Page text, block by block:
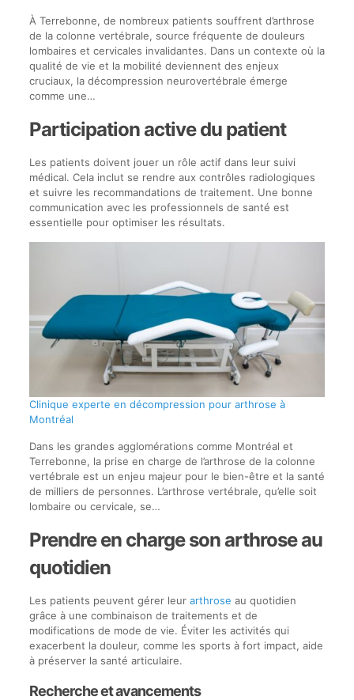
À Terrebonne, de nombreux patients souffrent d’arthrose
de la colonne vertébrale, source fréquente de douleurs
lombaires et cervicales invalidantes. Dans un contexte où la
qualité de vie et la mobilité deviennent des enjeux
cruciaux, la décompression neurovertébrale émerge
comme une…
Participation active du patient
Les patients doivent jouer un rôle actif dans leur suivi
médical. Cela inclut se rendre aux contrôles radiologiques
et suivre les recommandations de traitement. Une bonne
communication avec les professionnels de santé est
essentielle pour optimiser les résultats.
Clinique experte en décompression pour arthrose à
Montréal
Dans les grandes agglomérations comme Montréal et
Terrebonne, la prise en charge de l’arthrose de la colonne
vertébrale est un enjeu majeur pour le bien-être et la santé
de milliers de personnes. L’arthrose vertébrale, qu’elle soit
lombaire ou cervicale, se…
Prendre en charge son arthrose au
quotidien
Les patients peuvent gérer leur arthrose au quotidien
grâce à une combinaison de traitements et de
modifications de mode de vie. Éviter les activités qui
exacerbent la douleur, comme les sports à fort impact, aide
à préserver la santé articulaire.
Recherche et avancements